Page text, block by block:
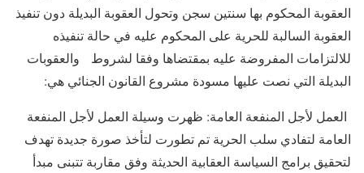
العقوبة المحكوم بها سنتين سجن وتحول العقوبة البديلة دون تنفيذ
العقوبة السالبة للحرية على المحكوم عليه في حالة تنفيذه
للالتزامات المفروضة عليه بمقتضاها وفقا لشروط والعقوبات
البديلة التي نصت عليها مسودة مشروع القانون الجنائي هي:
العمل لأجل المنفعة العامة: ظهرت وسيلة العمل لأجل المنفعة
العامة لتفادي سلب الحرية تم تطورت لتأخذ صورة جديدة تهدف
لتحقيق برامج السياسة العقابية الحديثة وفق مقاربة تتبنى مبدأ